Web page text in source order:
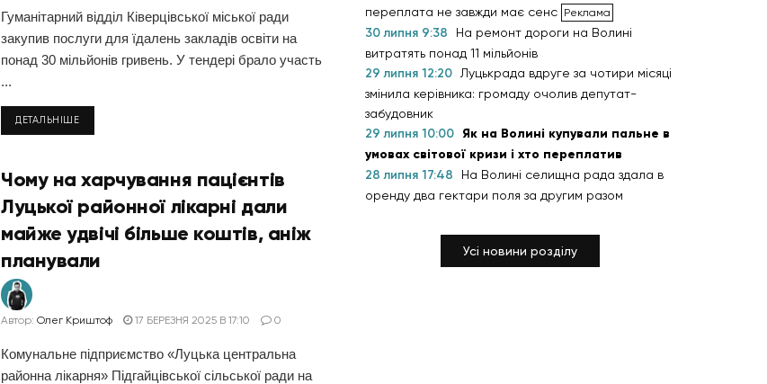
Гуманітарний відділ Ківерцівської міської ради
закупив послуги для їдалень закладів освіти на
понад 30 мільйонів гривень. У тендері брало участь
...
ДЕТАЛЬНІШЕ
Чому на харчування пацієнтів
Луцької районної лікарні дали
майже удвічі більше коштів, аніж
планували
Автор: Олег Криштоф 17 БЕРЕЗНЯ 2025 В 17:10 0
Комунальне підприємство «Луцька центральна
районна лікарня» Підгайцівської сільської ради на
переплата не завжди має сенс
30 липня 9:38
На ремонт дороги на Волині
витратять понад 11 мільйонів
29 липня 12:20
Луцькрада вдруге за чотири місяці
змінила керівника: громаду очолив депутат-
забудовник
29 липня 10:00 Як на Волині купували пальне в
умовах світової кризи і хто переплатив
28 липня 17:48
На Волині селищна рада здала в
оренду два гектари поля за другим разом
Усі новини розділу